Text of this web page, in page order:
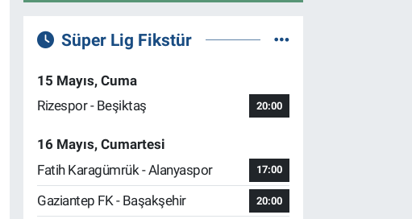
Süper Lig Fikstür
15 Mayıs, Cuma
Rizespor - Beşiktaş
20:00
16 Mayıs, Cumartesi
Fatih Karagümrük - Alanyaspor
17:00
Gaziantep FK - Başakşehir 20:00